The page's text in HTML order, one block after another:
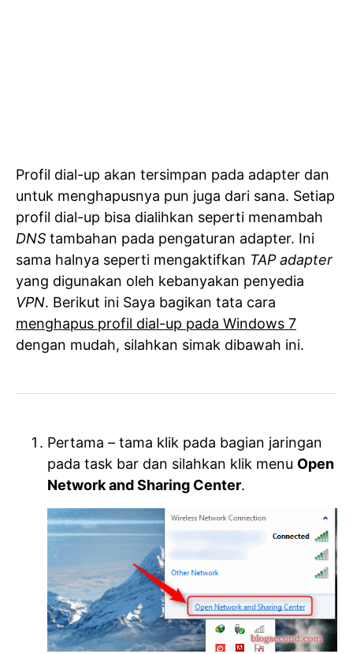
Profil dial-up akan tersimpan pada adapter dan
untuk menghapusnya pun juga dari sana. Setiap
profil dial-up bisa dialihkan seperti menambah
DNS tambahan pada pengaturan adapter. Ini
sama halnya seperti mengaktifkan TAP adapter
yang digunakan oleh kebanyakan penyedia
VPN. Berikut ini Saya bagikan tata cara
menghapus profil dial-up pada Windows 7
dengan mudah, silahkan simak dibawah ini.
Pertama – tama klik pada bagian jaringan
pada task bar dan silahkan klik menu Open
Network and Sharing Center.